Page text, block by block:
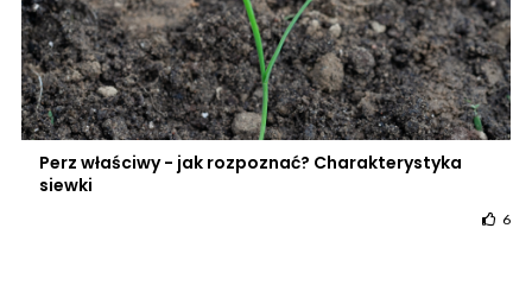
Perz właściwy - jak rozpoznać? Charakterystyka
siewki
6